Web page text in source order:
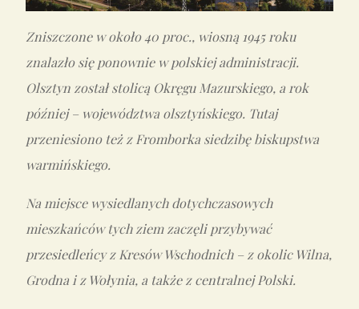
Zniszczone w około 40 proc., wiosną 1945 roku
znalazło się ponownie w polskiej administracji.
Olsztyn został stolicą Okręgu Mazurskiego, a rok
później – województwa olsztyńskiego. Tutaj
przeniesiono też z Fromborka siedzibę biskupstwa
warmińskiego.
Na miejsce wysiedlanych dotychczasowych
mieszkańców tych ziem zaczęli przybywać
przesiedleńcy z Kresów Wschodnich – z okolic Wilna,
Grodna i z Wołynia, a także z centralnej Polski.